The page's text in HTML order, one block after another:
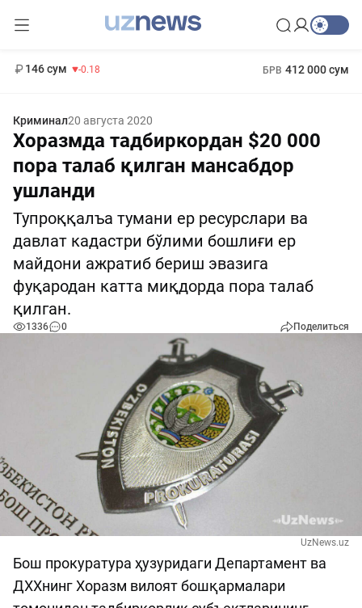
146 сум -0.18 БРВ 412 000 сум
Криминал20 августа 2020
Хоразмда тадбиркордан $20 000
пора талаб қилган мансабдор
ушланди
Тупроққалъа тумани ер ресурслари ва
давлат кадастри бўлими бошлиғи ер
майдони ажратиб бериш эвазига
фуқародан катта миқдорда пора талаб
қилган.
1336 0 Поделиться
UzNews.uz
Бош прокуратура ҳузуридаги Департамент ва
ДХХнинг Хоразм вилоят бошқармалари